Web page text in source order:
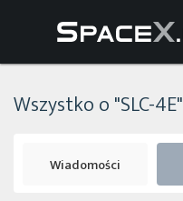
Starlink
Wszystko o "SLC-4E"
Wiadomości